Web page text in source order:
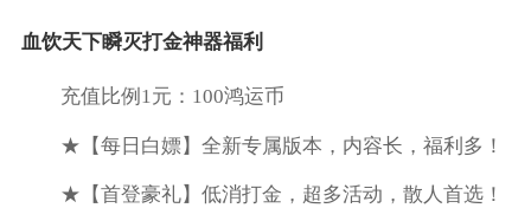
血饮天下瞬灭打金神器福利
充值比例1元：100鸿运币
★【每日白嫖】全新专属版本，内容长，福利多！
★【首登豪礼】低消打金，超多活动，散人首选！